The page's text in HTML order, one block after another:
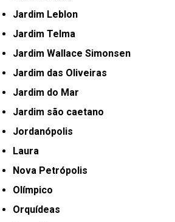
Jardim Leblon
Jardim Telma
Jardim Wallace Simonsen
Jardim das Oliveiras
Jardim do Mar
Jardim são caetano
Jordanópolis
Laura
Nova Petrópolis
Olímpico
Orquídeas